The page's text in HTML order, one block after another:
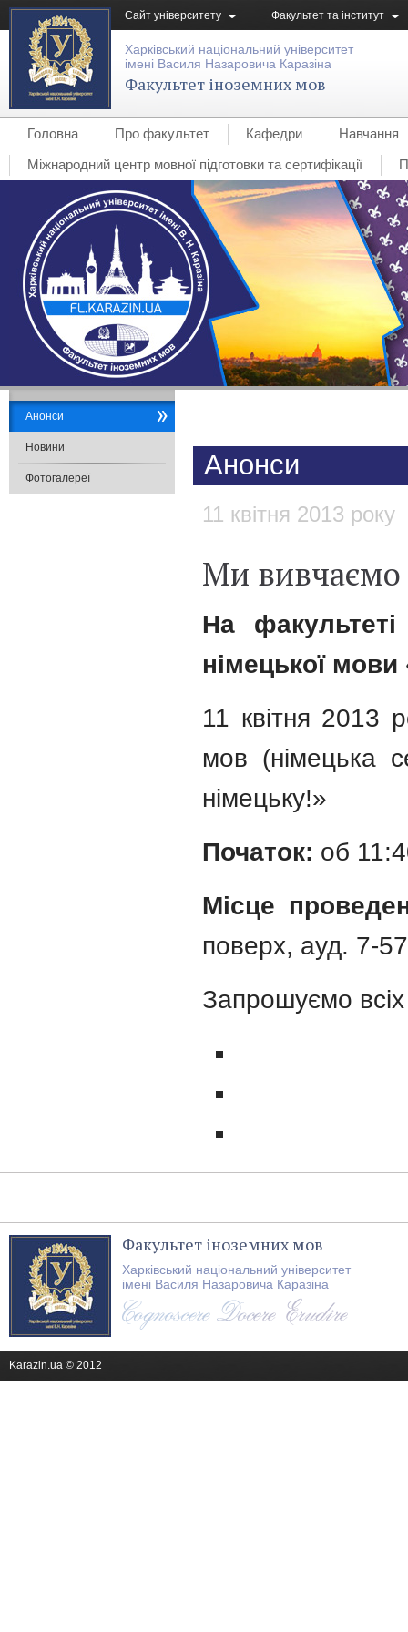
Сайт університету Факультет та інститут
Харківський національний університет
імені Василя Назаровича Каразіна
Факультет іноземних мов
Головна Про факультет Кафедри
Навчання
Міжнародний центр мовної підготовки та сертифікації
Анонси
11 квітня 2013 року
Ми вивчаємо
На
німецької
11 квітня 2013
мов (німецька
німецьку!»
Початок: об
Місце
поверх, ауд. 7-57
Запрошуємо
Анонси
Новини
Фотогалереї
Факультет іноземних мов
Харківський національний університет
імені Василя Назаровича Каразіна
Karazin.ua © 2012